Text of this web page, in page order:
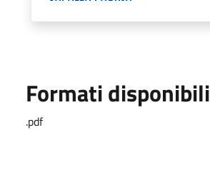
Formati disponibili
.pdf